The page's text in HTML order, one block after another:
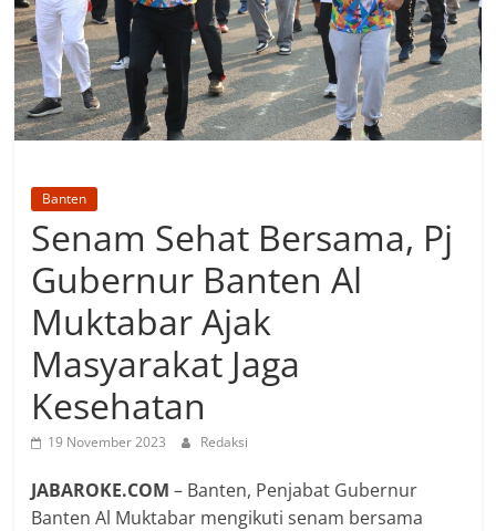
Banten
Senam Sehat Bersama, Pj
Gubernur Banten Al
Muktabar Ajak
Masyarakat Jaga
Kesehatan
19 November 2023 Redaksi
JABAROKE.COM – Banten, Penjabat Gubernur
Banten Al Muktabar mengikuti senam bersama